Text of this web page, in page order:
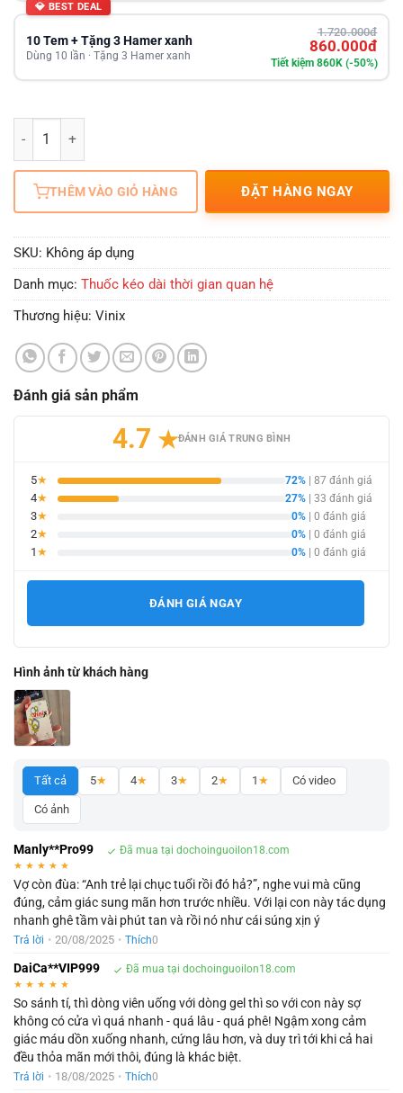
💎 BEST DEAL
10 Tem + Tặng 3 Hamer xanh
Dùng 10 lần · Tặng 3 Hamer xanh
1.720.000đ
860.000đ
Tiết kiệm 860K (-50%)
THÊM VÀO GIỎ HÀNG ĐẶT HÀNG NGAY
SKU: Không áp dụng
Danh mục: Thuốc kéo dài thời gian quan hệ
Thương hiệu: Vinix
Đánh giá sản phẩm
4.7 ★ĐÁNH GIÁ TRUNG BÌNH
5★ 72% | 87 đánh giá
4★ 27% | 33 đánh giá
3★ 0% | 0 đánh giá
2★ 0% | 0 đánh giá
1 ★ 0% | 0 đánh giá
ĐÁNH GIÁ NGAY
Hình ảnh từ khách hàng
Tất cả 5★ 4★ 3★ 2★ 1 ★ Có video
Có ảnh
Manly**Pro99 Đã mua tại dochoinguoilon18.com
★ ★ ★ ★ ★
Vợ còn đùa: “Anh trẻ lại chục tuổi rồi đó hả?”, nghe vui mà cũng
đúng, cảm giác sung mãn hơn trước nhiều. Với lại con này tác dụng
nhanh ghê tầm vài phút tan và rồi nó như cái súng xịn ý
Trả lời • 20/08/2025 • Thích0
DaiCa**VIP999 Đã mua tại dochoinguoilon18.com
★ ★ ★ ★ ★
So sánh tí, thì dòng viên uống với dòng gel thì so với con này sợ
không có cửa vì quá nhanh - quá lâu - quá phê! Ngậm xong cảm
giác máu dồn xuống nhanh, cứng lâu hơn, và duy trì tới khi cả hai
đều thỏa mãn mới thôi, đúng là khác biệt.
Trả lời • 18/08/2025 • Thích0